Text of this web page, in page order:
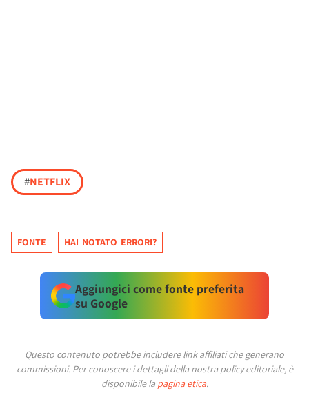
#NETFLIX
FONTE HAI NOTATO ERRORI?
Aggiungici come fonte preferita
su Google
Questo contenuto potrebbe includere link affiliati che generano
commissioni. Per conoscere i dettagli della nostra policy editoriale, è
disponibile la pagina etica.